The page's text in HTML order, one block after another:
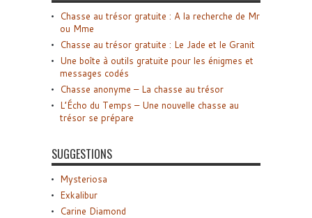
Chasse au trésor gratuite : A la recherche de Mr
ou Mme
Chasse au trésor gratuite : Le Jade et le Granit
Une boîte à outils gratuite pour les énigmes et
messages codés
Chasse anonyme – La chasse au trésor
L’Écho du Temps – Une nouvelle chasse au
trésor se prépare
SUGGESTIONS
Mysteriosa
Exkalibur
Carine Diamond